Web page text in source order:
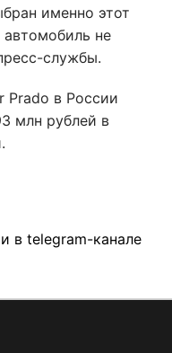
именно этот
не
службы.
Prado в России
млн рублей в
в telegram-канале